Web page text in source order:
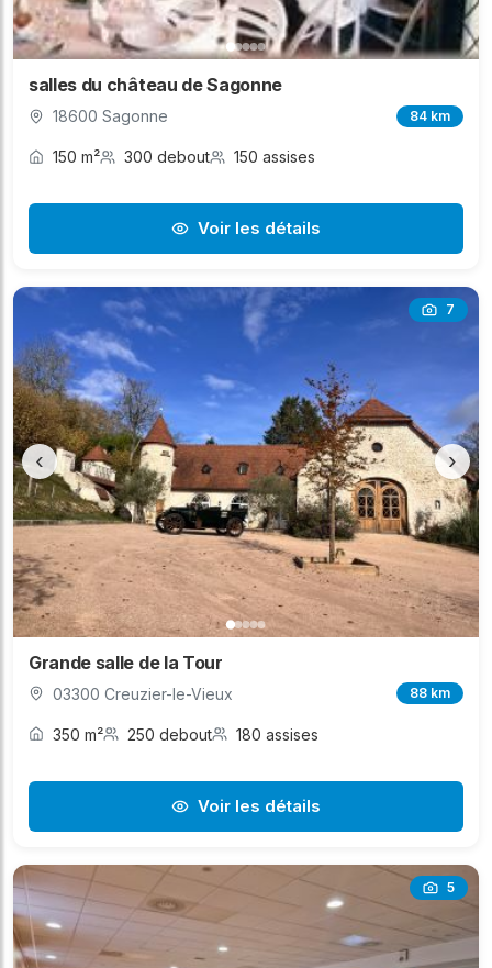
salles du château de Sagonne
18600 Sagonne 84 km
150 m² 300 debout 150 assises
Voir les détails
7
‹ ›
Grande salle de la Tour
03300 Creuzier-le-Vieux 88 km
350 m² 250 debout 180 assises
Voir les détails
5